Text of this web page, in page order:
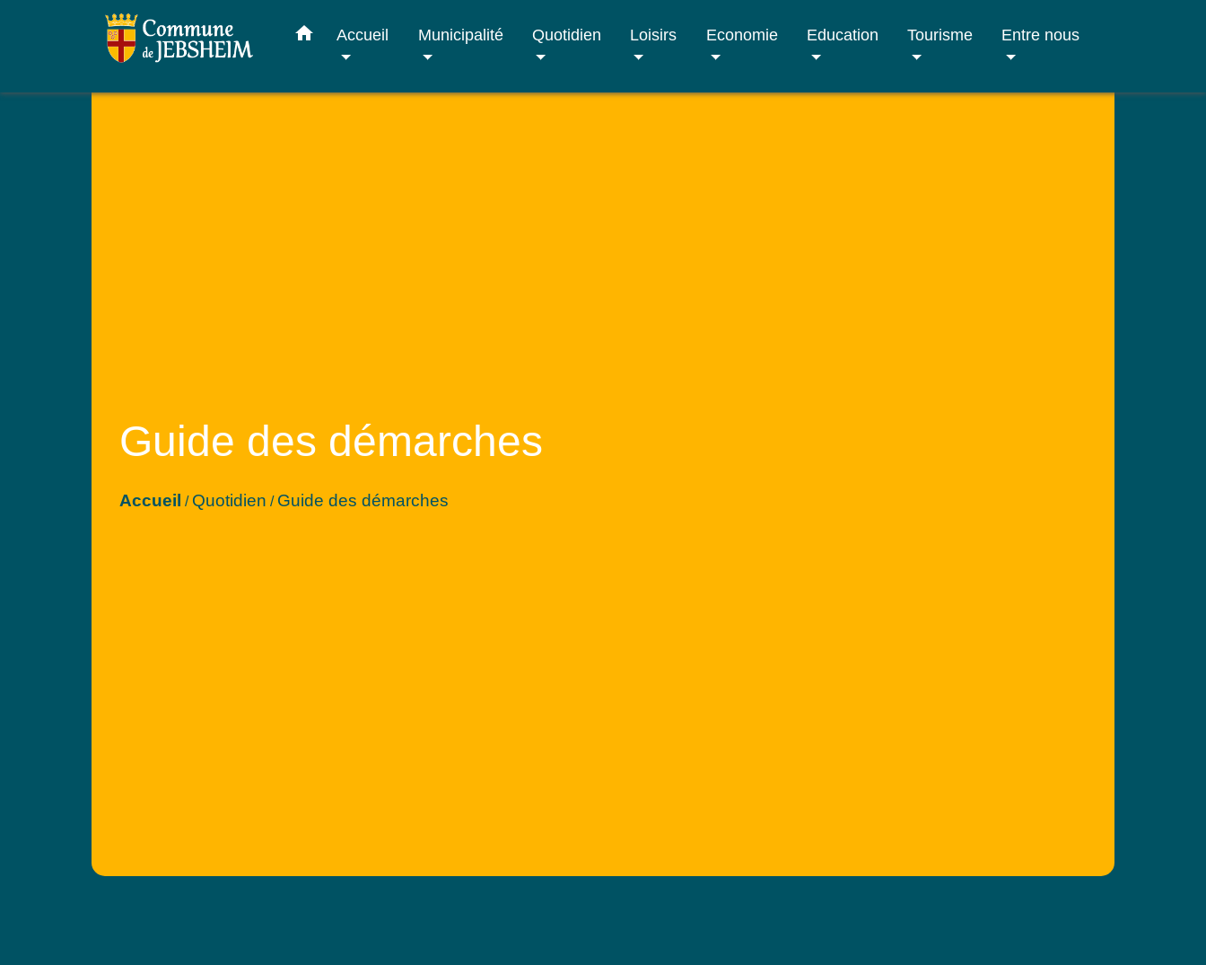
home Accueil Municipalité Quotidien Loisirs Economie Education Tourisme Entre nous
Guide des démarches
Accueil / Quotidien / Guide des démarches